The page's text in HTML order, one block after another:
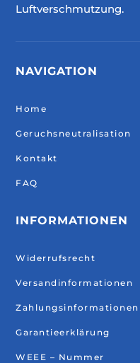
Luftverschmutzung.
NAVIGATION
Home
Geruchsneutralisation
Kontakt
FAQ
INFORMATIONEN
Widerrufsrecht
Versandinformationen
Zahlungsinformationen
Garantieerklärung
WEEE – Nummer